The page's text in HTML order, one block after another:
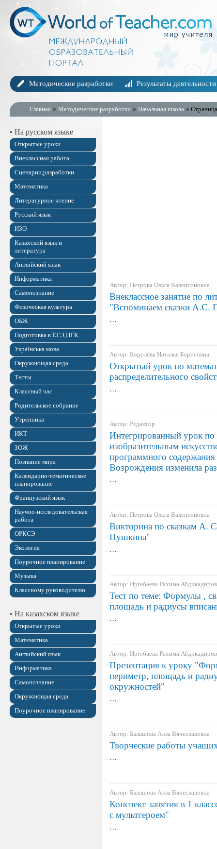
Методические разработки Результаты деятельности
Главная » Методические разработки » Начальная школа »
• На русском языке
Открытые уроки
Внеклассная работа
Сценарии,разработки
Математика
Литературное чтение
Русский язык
ИЗО
Казахский язык и
литература
Английский язык
Информатика
Самопознание
Физическая культура
ОБЖ
Подготовка к ЕГЭ,ПГК
Українська мова
Окружающая среда
Тесты
Классный час
Родительское собрание
Утренники
ИКТ
ЗОЖ
Познание мира
Календарно-тематическое
планирование
Французский язык
Научно-исследовательская
работа
ОРКСЭ
Экология
Поурочное планирование
Музыка
Классному руководителю
• На казахском языке
Открытые уроки
Математика
Английский язык
Информатика
Самопознание
Окружающая среда
Поурочное планирование
Автор: Петрова Ольга Валентиновна
Внеклассное занятие по
"Вспоминаем сказки А.С.
…
Автор: Королёва Наталья Борисовна
Открытый урок по
распределительного
…
Автор: Редактор
Интегрированный урок по
изобразительным
программного
Возрождения изменила
…
Автор: Петрова Ольга Валентиновна
Викторина по сказкам А.
Пушкина"
…
Автор: Иргебаева Рахима
Тест по теме: Формулы ,
площадь и радиусы
…
Автор: Иргебаева Рахима
Презентация к уроку
периметр, площадь и
окружностей"
…
Автор: Балашова Алла Вячеславовна
Творческие работы
…
Автор: Балашова Алла Вячеславовна
Конспект занятия в 1
с мультгероем"
…